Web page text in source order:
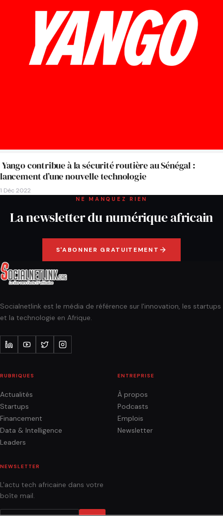
Yango contribue à la sécurité routière au Sénégal :
lancement d’une nouvelle technologie
1 Déc 2022
NE MANQUEZ RIEN
La newsletter du numérique africain
S'ABONNER GRATUITEMENT
Socialnetlink est le média de référence sur l'innovation, les startups
et la technologie en Afrique.
RUBRIQUES
Actualités
Startups
Financement
Data & Intelligence
Leaders
ENTREPRISE
À propos
Podcasts
Emplois
Newsletter
NEWSLETTER
L'actu tech africaine dans votre
boîte mail.